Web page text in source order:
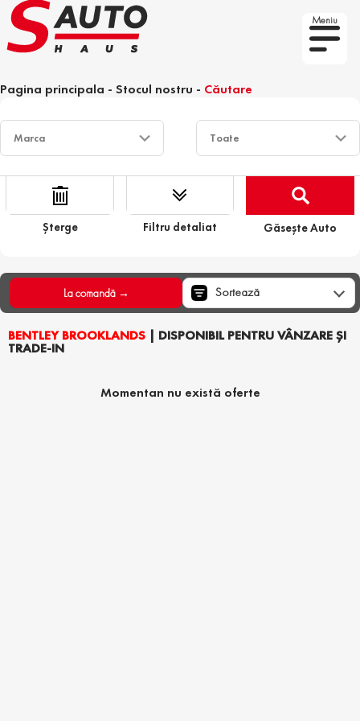
Meniu
Pagina principala - Stocul nostru - Căutare
Șterge Filtru detaliat Găsește Auto
BENTLEY BROOKLANDS | DISPONIBIL PENTRU VÂNZARE ȘI
TRADE-IN
La comandă → Sortează
Momentan nu există oferte